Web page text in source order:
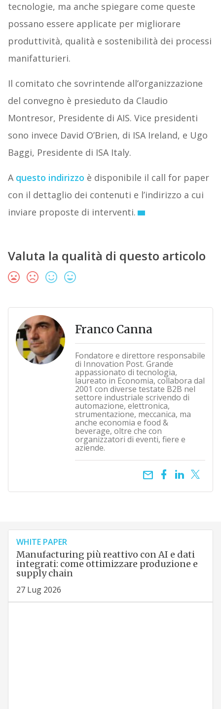
tecnologie, ma anche spiegare come queste
possano essere applicate per migliorare
produttività, qualità e sostenibilità dei processi
manifatturieri.
Il comitato che sovrintende all’organizzazione
del convegno è presieduto da Claudio
Montresor, Presidente di AIS. Vice presidenti
sono invece David O’Brien, di ISA Ireland, e Ugo
Baggi, Presidente di ISA Italy.
A questo indirizzo è disponibile il call for paper
con il dettaglio dei contenuti e l’indirizzo a cui
inviare proposte di interventi.
Valuta la qualità di questo articolo
Franco Canna
Fondatore e direttore responsabile
di Innovation Post. Grande
appassionato di tecnologia,
laureato in Economia, collabora dal
2001 con diverse testate B2B nel
settore industriale scrivendo di
automazione, elettronica,
strumentazione, meccanica, ma
anche economia e food &
beverage, oltre che con
organizzatori di eventi, fiere e
aziende.
email
WHITE PAPER
Manufacturing più reattivo con AI e dati
integrati: come ottimizzare produzione e
supply chain
27 Lug 2026